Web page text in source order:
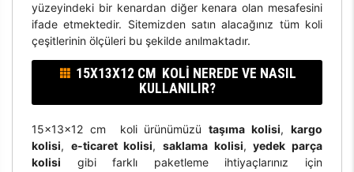
yüzeyindeki bir kenardan diğer kenara olan mesafesini
ifade etmektedir. Sitemizden satın alacağınız tüm koli
çeşitlerinin ölçüleri bu şekilde anılmaktadır.
15X13X12 CM KOLI NEREDE VE NASIL
KULLANILIR?
15x13x12 cm koli ürünümüzütaşıma kolisi,kargo
kolisi, e-ticaret kolisi, saklama kolisi,yedek parça
kolisi gibi farklı paketleme ihtiyaçlarınız için